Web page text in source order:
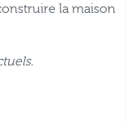
la maison